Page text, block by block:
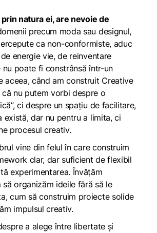
natura ei, are nevoie de
precum moda sau designul,
ca non-conformiste, aduc
energie vie, de reinventare
nu poate fi constrânsă într-un
aceea, când am construit Creative
că nu putem vorbi despre o
ci despre un spațiu de facilitare,
există, dar nu pentru a limita, ci
procesul creativ.
vine din felul în care construim
clar, dar suficient de flexibil
experimentarea. Învățăm
să organizăm ideile fără să le
cum să construim proiecte solide
impulsul creativ.
a alege între libertate și